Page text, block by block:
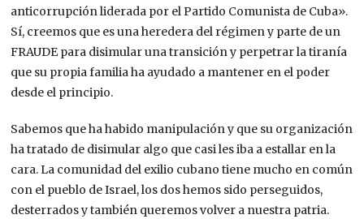
anticorrupción liderada por el Partido Comunista de Cuba».
Sí, creemos que es una heredera del régimen y parte de un
FRAUDE para disimular una transición y perpetrar la tiranía
que su propia familia ha ayudado a mantener en el poder
desde el principio.
Sabemos que ha habido manipulación y que su organización
ha tratado de disimular algo que casi les iba a estallar en la
cara. La comunidad del exilio cubano tiene mucho en común
con el pueblo de Israel, los dos hemos sido perseguidos,
desterrados y también queremos volver a nuestra patria.